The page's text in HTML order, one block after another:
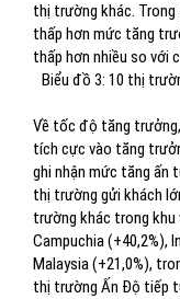
thị trường khác. Trong
thấp hơn mức tăng
thấp hơn nhiều so với
Biểu đồ 3: 10 thị
Về tốc độ tăng
tích cực vào tăng
ghi nhận mức tăng ấn
thị trường gửi khách
trường khác trong
Campuchia (+40,2%),
Malaysia (+21,0%),
thị trường Ấn Độ tiếp